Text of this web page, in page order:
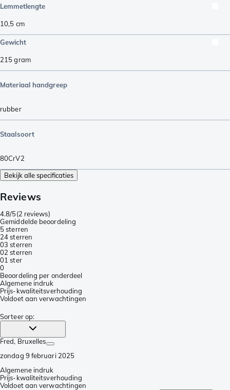
Lemmetlengte
10,5 cm
Gewicht
215gram
Materiaal handgreep
rubber
Staalsoort
80CrV2
Bekijk alle specificaties
Reviews
4.8/5(2 reviews)
Gemiddelde beoordeling
5 sterren
24 sterren
03 sterren
02 sterren
01 ster
0
Beoordeling per onderdeel
Algemene indruk
Prijs-kwaliteitsverhouding
Voldoet aan verwachtingen
Sorteer op:
Fred, Bruxelles
zondag 9 februari 2025
Algemene indruk
Prijs-kwaliteitsverhouding
Voldoet aan verwachtingen